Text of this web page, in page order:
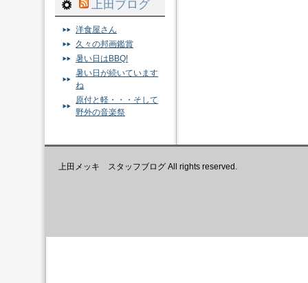
上田ブログ
洋食屋さん
久々の邦画鑑賞
暑い日はBBQ!
暑い日が続いています
ね
原付と軽・・・そして
野外の音楽祭
上田メッキ スタッフブログ All rights reserved.